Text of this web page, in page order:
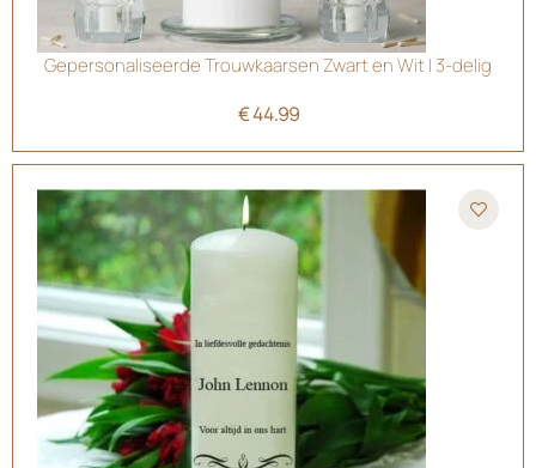
Gepersonaliseerde Trouwkaarsen Zwart en Wit | 3-delig
€44.99